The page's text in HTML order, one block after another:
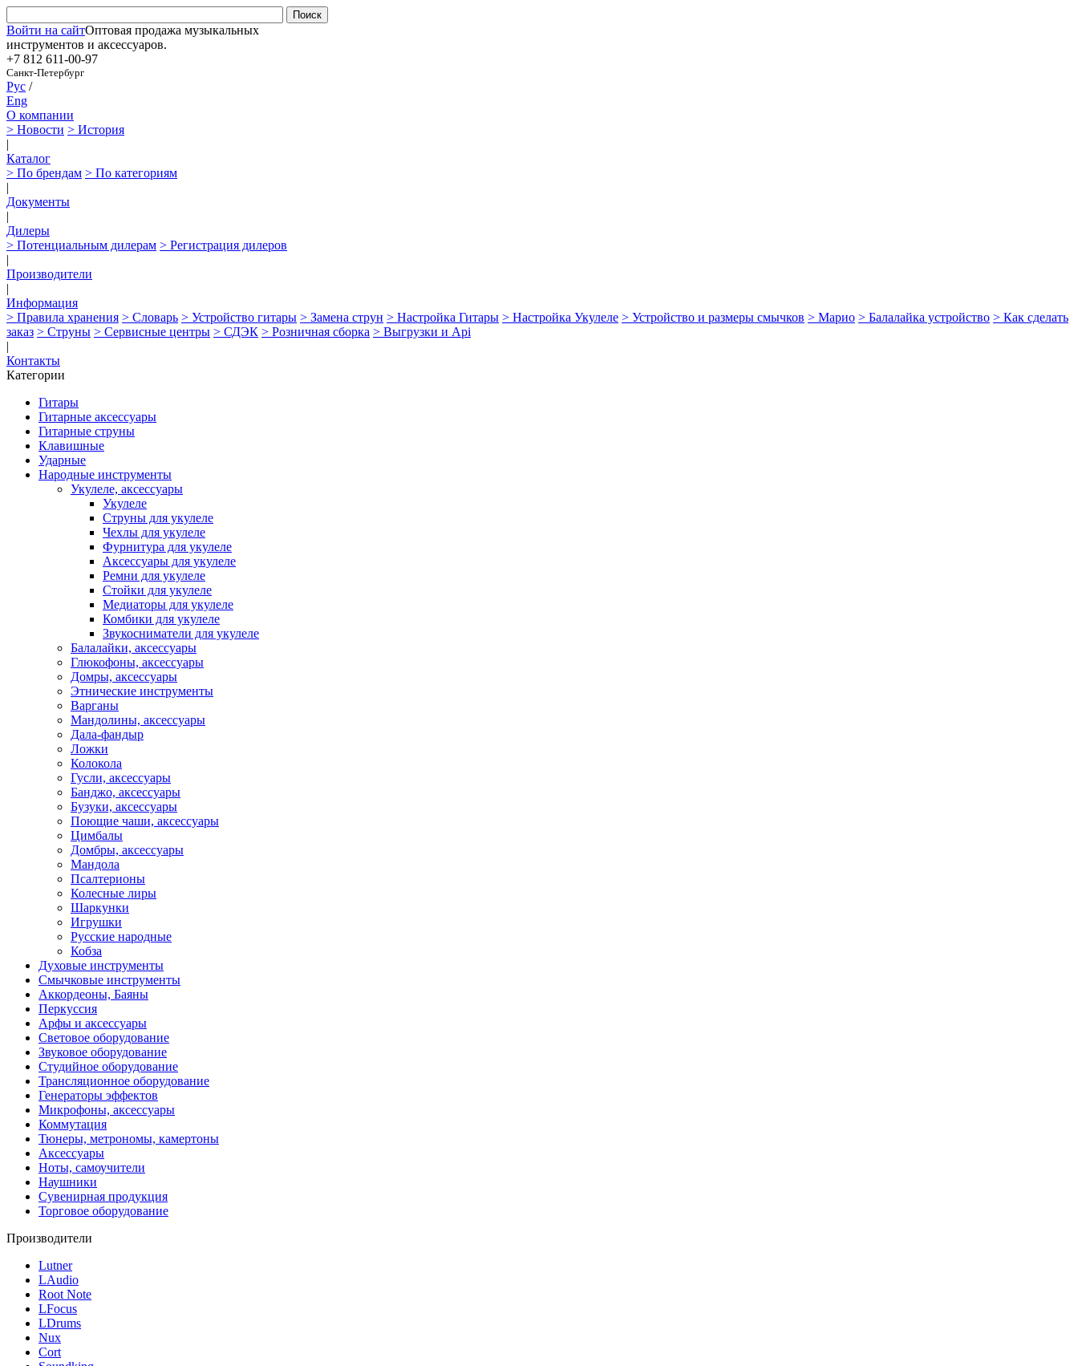
Войти на сайтОптовая продажа музыкальных
инструментов и аксессуаров.
+7 812 611-00-97
Санкт-Петербург
Рус /
Eng
О компании
> Новости > История
|
Каталог
> По брендам > По категориям
|
Документы
|
Дилеры
> Потенциальным дилерам > Регистрация дилеров
|
Производители
|
Информация
> Правила хранения > Словарь > Устройство гитары > Замена струн > Настройка Гитары > Настройка Укулеле > Устройство и размеры смычков > Марио > Балалайка устройство > Как сделать
заказ > Струны > Сервисные центры > СДЭК > Розничная сборка > Выгрузки и Api
|
Контакты
Категории
Гитары
Гитарные аксессуары
Гитарные струны
Клавишные
Ударные
Народные инструменты
Укулеле, аксессуары
Укулеле
Струны для укулеле
Чехлы для укулеле
Фурнитура для укулеле
Аксессуары для укулеле
Ремни для укулеле
Стойки для укулеле
Медиаторы для укулеле
Комбики для укулеле
Звукосниматели для укулеле
Балалайки, аксессуары
Глюкофоны, аксессуары
Домры, аксессуары
Этнические инструменты
Варганы
Мандолины, аксессуары
Дала-фандыр
Ложки
Колокола
Гусли, аксессуары
Банджо, аксессуары
Бузуки, аксессуары
Поющие чаши, аксессуары
Цимбалы
Домбры, аксессуары
Мандола
Псалтерионы
Колесные лиры
Шаркунки
Игрушки
Русские народные
Кобза
Духовые инструменты
Смычковые инструменты
Аккордеоны, Баяны
Перкуссия
Арфы и аксессуары
Световое оборудование
Звуковое оборудование
Студийное оборудование
Трансляционное оборудование
Генераторы эффектов
Микрофоны, аксессуары
Коммутация
Тюнеры, метрономы, камертоны
Аксессуары
Ноты, самоучители
Наушники
Сувенирная продукция
Торговое оборудование
Производители
Lutner
LAudio
Root Note
LFocus
LDrums
Nux
Cort